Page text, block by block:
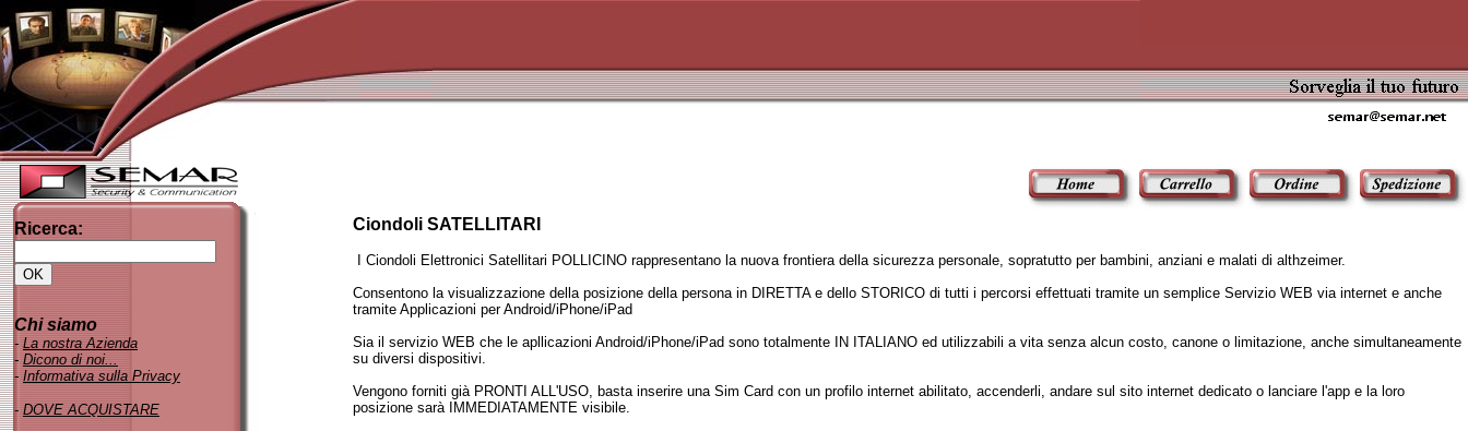
Ricerca:
Chi siamo
- La nostra Azienda
- Dicono di noi...
- Informativa sulla Privacy
- DOVE ACQUISTARE
Ciondoli SATELLITARI
I Ciondoli Elettronici Satellitari POLLICINO rappresentano la nuova frontiera della sicurezza personale, sopratutto per bambini, anziani e malati di althzeimer.
Consentono la visualizzazione della posizione della persona in DIRETTA e dello STORICO di tutti i percorsi effettuati tramite un semplice Servizio WEB via internet e anche
tramite Applicazioni per Android/iPhone/iPad
Sia il servizio WEB che le apllicazioni Android/iPhone/iPad sono totalmente IN ITALIANO ed utilizzabili a vita senza alcun costo, canone o limitazione, anche simultaneamente
su diversi dispositivi.
Vengono forniti già PRONTI ALL'USO, basta inserire una Sim Card con un profilo internet abilitato, accenderli, andare sul sito internet dedicato o lanciare l'app e la loro
posizione sarà IMMEDIATAMENTE visibile.